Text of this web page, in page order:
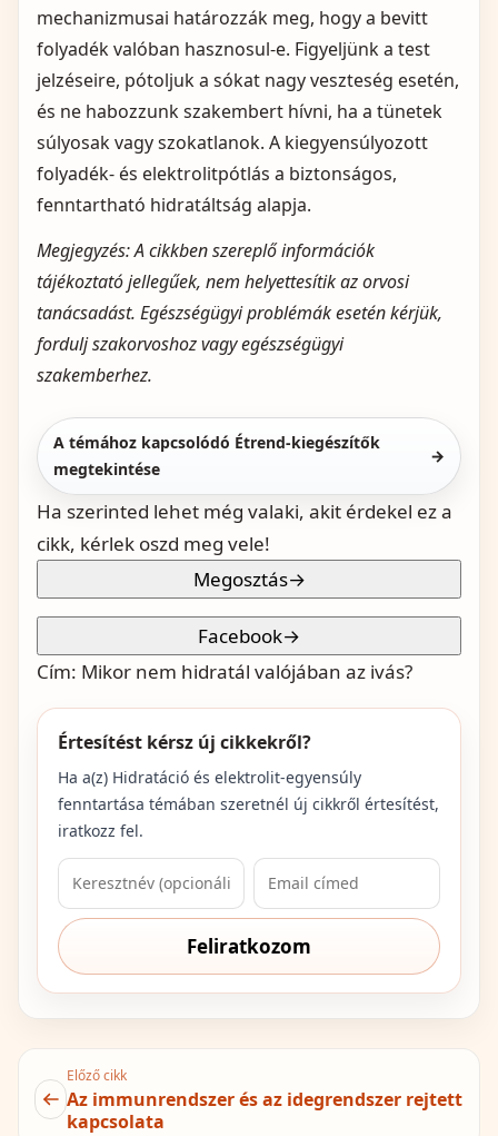
mechanizmusai határozzák meg, hogy a bevitt
folyadék valóban hasznosul‑e. Figyeljünk a test
jelzéseire, pótoljuk a sókat nagy veszteség esetén,
és ne habozzunk szakembert hívni, ha a tünetek
súlyosak vagy szokatlanok. A kiegyensúlyozott
folyadék- és elektrolitpótlás a biztonságos,
fenntartható hidratáltság alapja.
Megjegyzés: A cikkben szereplő információk
tájékoztató jellegűek, nem helyettesítik az orvosi
tanácsadást. Egészségügyi problémák esetén kérjük,
fordulj szakorvoshoz vagy egészségügyi
szakemberhez.
A témához kapcsolódó Étrend-kiegészítők
megtekintése
→
Ha szerinted lehet még valaki, akit érdekel ez a
cikk, kérlek oszd meg vele!
Megosztás→
Facebook→
Cím: Mikor nem hidratál valójában az ivás?
Értesítést kérsz új cikkekről?
Ha a(z) Hidratáció és elektrolit-egyensúly
fenntartása témában szeretnél új cikkről értesítést,
iratkozz fel.
Feliratkozom
Előző cikk
Az immunrendszer és az idegrendszer rejtett
kapcsolata